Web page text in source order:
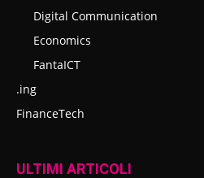
Digital Communication
Economics
FantaICT
.ing
FinanceTech
ULTIMI ARTICOLI